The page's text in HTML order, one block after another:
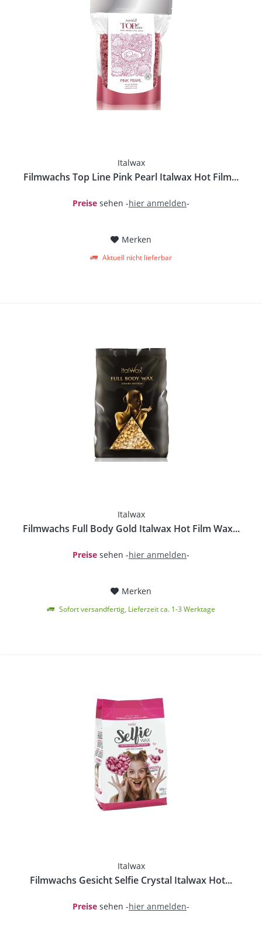
Italwax
Filmwachs Top Line Pink Pearl Italwax Hot Film...
Preise sehen -hier anmelden-
Merken
Aktuell nicht lieferbar
Italwax
Filmwachs Full Body Gold Italwax Hot Film Wax...
Preise sehen -hier anmelden-
Merken
Sofort versandfertig, Lieferzeit ca. 1-3 Werktage
Italwax
Filmwachs Gesicht Selfie Crystal Italwax Hot...
Preise sehen -hier anmelden-